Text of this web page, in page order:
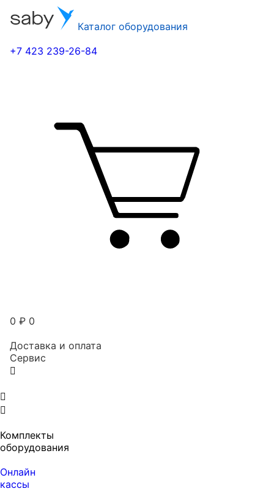
Каталог оборудования
+7 423 239-26-84
0 ₽ 0
Доставка и оплата
Сервис
Комплекты
оборудования
Онлайн
кассы